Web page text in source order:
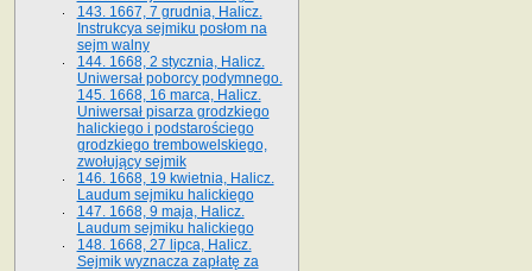
143. 1667, 7 grudnia, Halicz.
Instrukcya sejmiku posłom na
sejm walny
144. 1668, 2 stycznia, Halicz.
Uniwersał poborcy podymnego.
145. 1668, 16 marca, Halicz.
Uniwersał pisarza grodzkiego
halickiego i podstarościego
grodzkiego trembowelskiego,
zwołujący sejmik
146. 1668, 19 kwietnia, Halicz.
Laudum sejmiku halickiego
147. 1668, 9 maja, Halicz.
Laudum sejmiku halickiego
148. 1668, 27 lipca, Halicz.
Sejmik wyznacza zapłatę za